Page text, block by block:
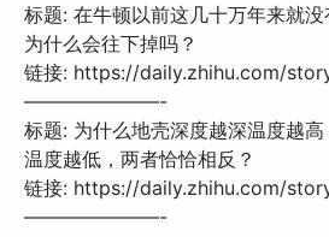
标题: 在牛顿以前这几十万年来就
为什么会往下掉吗？
链接: https://daily.zhihu.com/
———————-
标题: 为什么地壳深度越深温度越
温度越低，两者恰恰相反？
链接: https://daily.zhihu.com/
———————-